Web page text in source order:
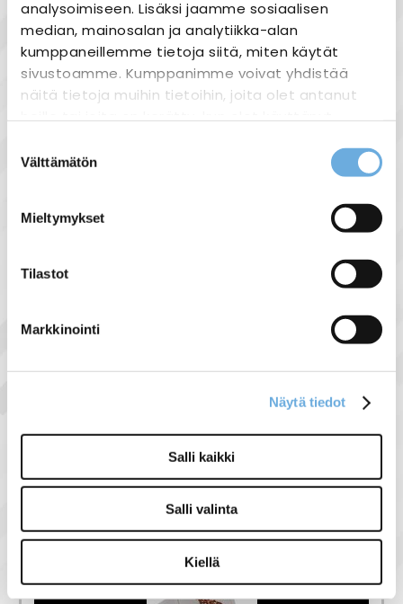
analysoimiseen. Lisäksi jaamme sosiaalisen
median, mainosalan ja analytiikka-alan
kumppaneillemme tietoja siitä, miten käytät
sivustoamme. Kumppanimme voivat yhdistää
näitä tietoja muihin tietoihin, joita olet antanut
heille tai joita on kerätty, kun olet käyttänyt
valinta
Välttämätön
Mieltymykset
Tilastot
Markkinointi
Näytä tiedot
Salli kaikki
Salli valinta
Kiellä
1-vaiheinen kWh
mittari Eltako